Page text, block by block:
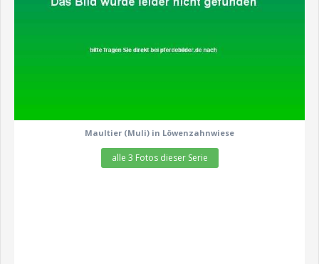
Maultier (Muli) in Löwenzahnwiese
alle 3 Fotos dieser Serie